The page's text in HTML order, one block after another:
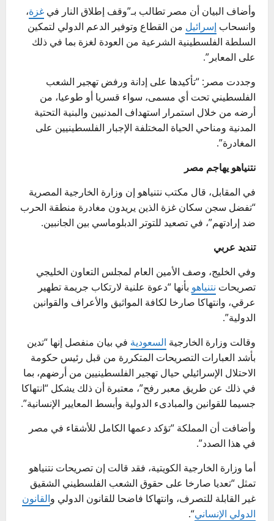
وأضاف البيان أن مصر تطالب بـ”وقف إطلاق النار في غزة،
وانسحاب إسرائيل من القطاع وتوفير الدعم الدولي لتمكين
السلطة الفلسطينية الشرعية من العودة لغزة بما في ذلك
على المعابر”.
وجددت مصر: “تأكيدها على إدانة ورفض تهجير الشعب
الفلسطيني تحت أي مسمى، سواء قسريا أو طوعيا، من
أرضه من خلال استمرار استهداف المدنيين والبنية التحتية
المدنية ومناحي الحياة المختلفة الإجبار الفلسطينيين على
المغادرة”.
نتنياهو يهاجم مصر
في المقابل، قال مكتب نتنياهو إن وزارة الخارجية المصرية
“تفضل سجن سكان غزة الذين يريدون مغادرة منطقة الحرب
ضد إرادتهم”، في تصعيد للتوتر الدبلوماسي بين الجانبين.
تنديد عربي
وفي الخليج، وصف الأمين العام لمجلس التعاون الخليجي
تصريحات نتنياهو بأنها “دعوة علنية لارتكاب جريمة تطهير
عرقي، وانتهاكا صارخا لكافة المواثيق والأعراف والقوانين
الدولية”.
وقالت وزارة الخارجية السعودية في بيان منفصل إنها “تدين
بأشد العبارات التصريحات المتكررة من قبل رئيس حكومة
الاحتلال الإسرائيلي حيال تهجير الفلسطينيين من أرضهم، بما
في ذلك عن طريق معبر رفح”، معتبرة أن ذلك يشكل “انتهاكا
جسيما للقوانين والمبادىء الدولية وأبسط المعايير الإنسانية”.
وأضافت أن المملكة “تؤكد دعمها الكامل للأشقاء في مصر
في هذا الصدد”.
أما وزارة الخارجية الكويتية، فقد قالت إن تصريحات نتنياهو
تمثل “تعديا صارخا على حقوق الشعب الفلسطيني الشقيق
غير القابلة للتصرف، وانتهاكا فاضحا للقانون الدولي والقانون
الدولي الإنساني“.